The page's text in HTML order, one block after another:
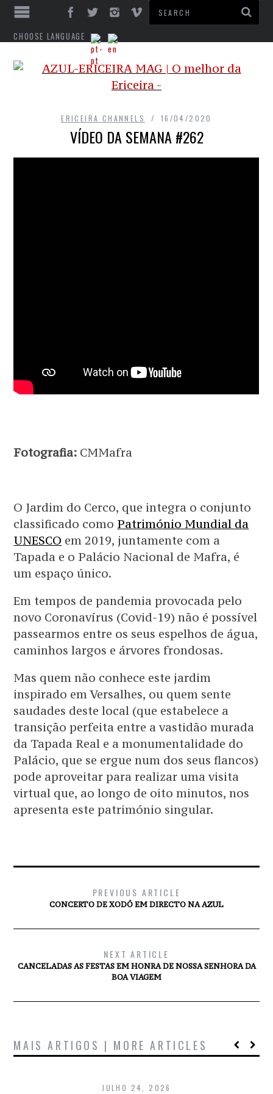
CHOOSE LANGUAGE
ERICEIRA CHANNELS 16/04/2020
VÍDEO DA SEMANA #262
Fotografia: CMMafra
O Jardim do Cerco, que integra o conjunto
classificado como Património Mundial da
UNESCO em 2019, juntamente com a
Tapada e o Palácio Nacional de Mafra, é
um espaço único.
Em tempos de pandemia provocada pelo
novo Coronavírus (Covid-19) não é possível
passearmos entre os seus espelhos de água,
caminhos largos e árvores frondosas.
Mas quem não conhece este jardim
inspirado em Versalhes, ou quem sente
saudades deste local (que estabelece a
transição perfeita entre a vastidão murada
da Tapada Real e a monumentalidade do
Palácio, que se ergue num dos seus flancos)
pode aproveitar para realizar uma visita
virtual que, ao longo de oito minutos, nos
apresenta este património singular.
PREVIOUS ARTICLE
CONCERTO DE XODÓ EM DIRECTO NA AZUL
NEXT ARTICLE
CANCELADAS AS FESTAS EM HONRA DE NOSSA SENHORA DA
BOA VIAGEM
MAIS ARTIGOS | MORE ARTICLES
JULHO 24, 2026